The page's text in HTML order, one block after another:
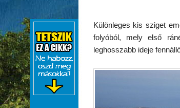
Különleges kis sziget
folyóból, mely első
leghosszabb ideje